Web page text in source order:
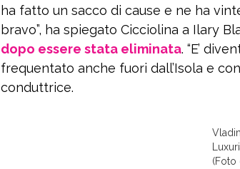
ha fatto un sacco di cause e ne ha
bravo”, ha spiegato Cicciolina a Ilary
dopo essere stata eliminata. “E’
frequentato anche fuori dall’Isola e
conduttrice.
(Foto